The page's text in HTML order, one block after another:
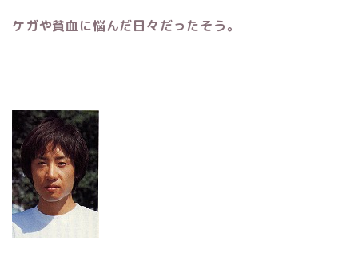
ケガや貧血に悩んだ日々だったそう。